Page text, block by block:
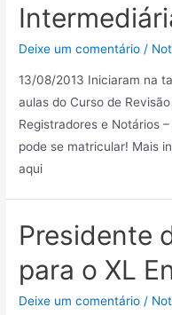
Deixe um comentário /
13/08/2013 Iniciaram na
aulas do Curso de
Registradores e Notários
pode se matricular! Mais
aqui
Presidente
para o XL
Deixe um comentário /